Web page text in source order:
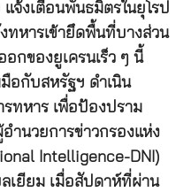
จ้งเตือนพันธมิตรในยุโรป
งทหารเข้ายึดพื้นที่บางส่วน
กของยูเครนเร็ว ๆ นี้
อกับสหรัฐฯ ดำเนิน
รทหาร เพื่อป้องปราม
ำนวยการข่าวกรองแห่ง
Intelligence-DNI)
ลเยียม เมื่อสัปดาห์ที่ผ่าน